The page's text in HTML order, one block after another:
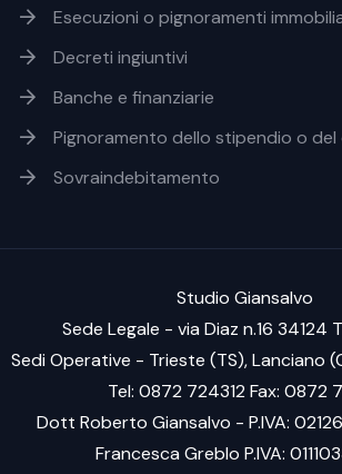
Footer soluzioni
Esecuzioni o pignoramenti
Decreti ingiuntivi
Banche e finanziarie
Pignoramento dello stipendio o
Sovraindebitamento
Studio Giansalvo
Sede Legale - via Diaz n.16 34124
Sedi Operative - Trieste (TS), Lanciano
Tel: 0872 724312 Fax: 0872
Dott Roberto Giansalvo - P.IVA:
Francesca Greblo P.IVA: